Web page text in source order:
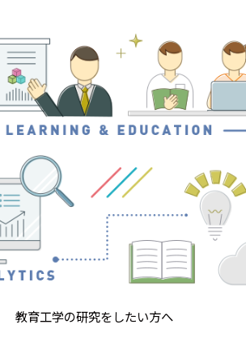
教育工学の研究をしたい方へ